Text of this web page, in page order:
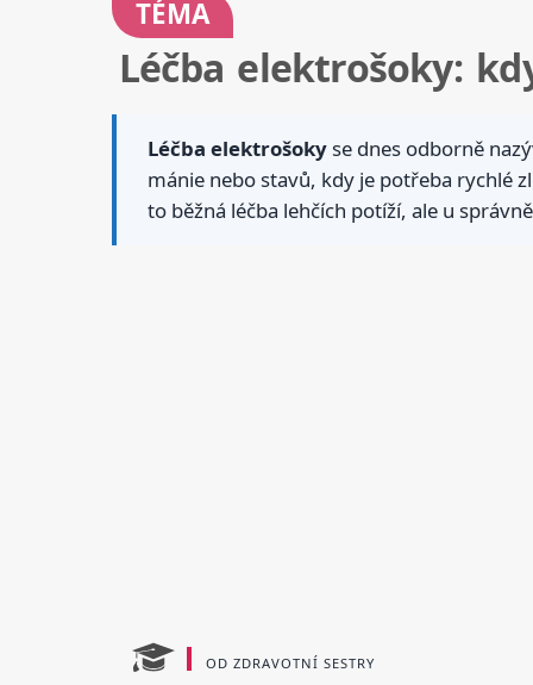
TÉMA
Léčba elektrošoky:
Léčba elektrošoky se dnes odborně
mánie nebo stavů, kdy je potřeba rychlé
to běžná léčba lehčích potíží, ale u
OD ZDRAVOTNÍ SESTRY